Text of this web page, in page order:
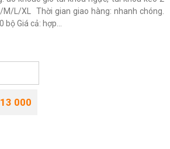
M/L/XL Thời gian giao hàng: nhanh chóng.
bộ Giá cả: hợp...
000